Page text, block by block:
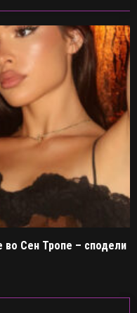
Сен Тропе – сподели